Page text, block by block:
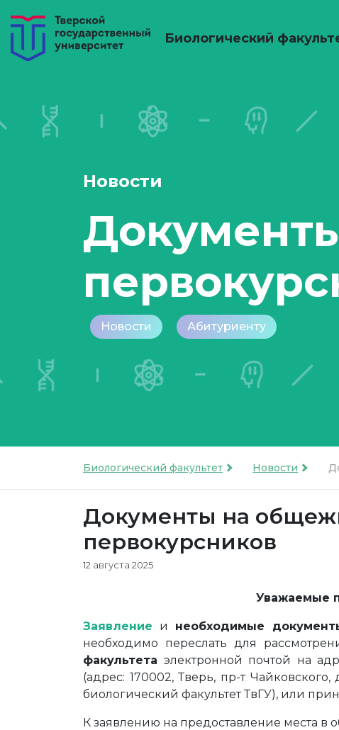
Биологический
Новости
Новости Абитуриенту
Биологический факультет Новости
Документы на
первокурсников
12 августа 2025
Уважаемые
Заявление и необходимые
необходимо переслать для
факультета электронной почтой на
(адрес: 170002, Тверь, пр-т
биологический факультет ТвГУ), или
К заявлению на предоставление места